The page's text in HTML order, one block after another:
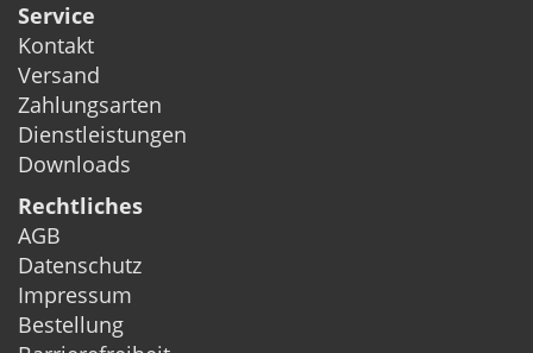
Service
Kontakt
Versand
Zahlungsarten
Dienstleistungen
Downloads
Rechtliches
AGB
Datenschutz
Impressum
Bestellung